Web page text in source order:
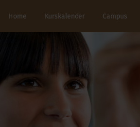
Home Kurskalender Campus